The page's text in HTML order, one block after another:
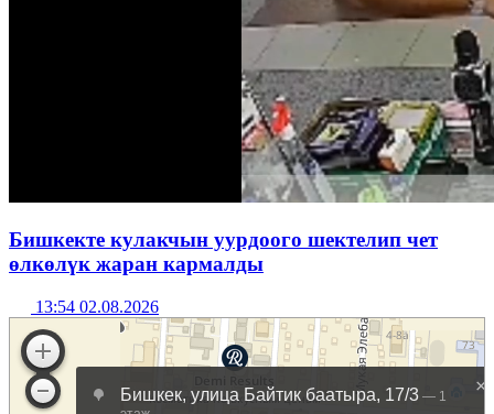
Бишкекте кулакчын уурдоого шектелип чет
өлкөлүк жаран кармалды
13:54 02.08.2026